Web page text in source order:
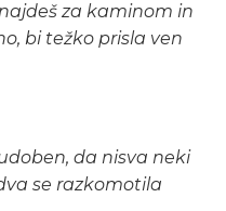
za kaminom in
bi težko prisla ven
da nisva neki
se razkomotila